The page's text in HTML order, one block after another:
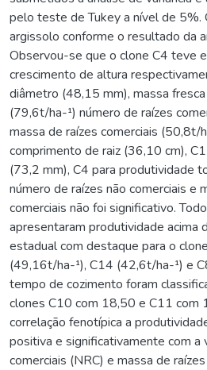
pelo teste de Tukey a nível de 5%.
argissolo conforme o resultado da
Observou-se que o clone C4 teve
crescimento de altura
diâmetro (48,15 mm), massa
(79,6t/ha-¹) número de raízes
massa de raízes comerciais (50,8t/
comprimento de raiz (36,10 cm),
(73,2 mm), C4 para produtividade
número de raízes não comerciais e
comerciais não foi significativo.
apresentaram produtividade acima
estadual com destaque para o
(49,16t/ha-¹), C14 (42,6t/ha-¹) e
tempo de cozimento foram
clones C10 com 18,50 e C11 com
correlação fenotípica a
positiva e significativamente com a
comerciais (NRC) e massa de